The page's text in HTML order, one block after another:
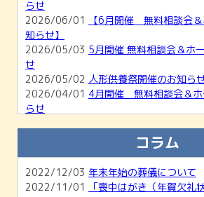
らせ
2026/06/01
【6月開催 無料相談会
知らせ】
2026/05/03 5月開催 無料相談会＆ホ
せ
2026/05/02 人形供養祭開催のお知ら
2026/04/01 4月開催 無料相談会＆ホ
らせ
【2月開催】無料相談会
案内
2026/01/04 1月無料相談会＆ホール見
コラム
2022/12/03 年末年始の葬儀について
2022/11/01
「喪中はがき（年賀欠礼